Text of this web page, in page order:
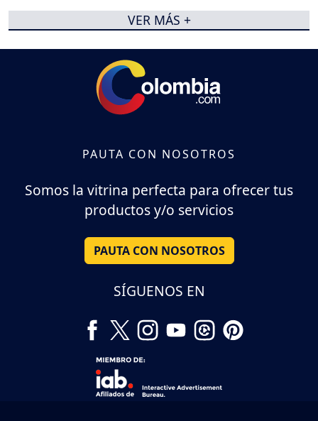
VER MÁS +
PAUTA CON NOSOTROS
Somos la vitrina perfecta para ofrecer tus
productos y/o servicios
PAUTA CON NOSOTROS
SÍGUENOS EN